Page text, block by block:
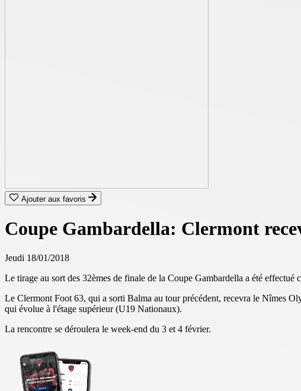
Ajouter aux favoris
Coupe Gambardella: Clermont
Jeudi 18/01/2018
Le tirage au sort des 32èmes de finale de la Coupe Gambardella a été effectué
Le Clermont Foot 63, qui a sorti Balma au tour précédent, recevra le Nîmes
qui évolue à l'étage supérieur (U19 Nationaux).
La rencontre se déroulera le week-end du 3 et 4 février.